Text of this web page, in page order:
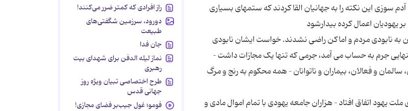
سوزی این نکته را به جهانیان القا کردند که ستمهای بسیاری
به نابودی مردم و اماکن راضی نشدند. خواست ایشان نابودی
جرم به حساب می آمد، جرمی که تنها یک مجازات داشت –
و فعالان، بیماران و ناتوانان – همه محکوم به رنج و مرگ
یهود اتفاق افتاد – هزاران جامعه یهودی با تمام اموال مادی و
راز افرادی که کمتر ضرر می‌کنند!
دورود، سرزمین شگفتی‌های
طبیعت
جان فدا
نماز لیله الدفن برای شهدای بیت
رهبری
طرح اختصاصی تبیان ویژه روز
جهانی قدس
فومو؛ غول جیب‌بر فضای مجازی!